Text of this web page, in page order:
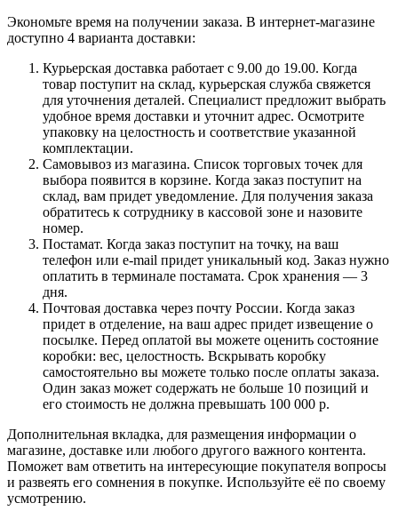
Экономьте время на получении заказа. В интернет-магазине
доступно 4 варианта доставки:
Курьерская доставка работает с 9.00 до 19.00. Когда
товар поступит на склад, курьерская служба свяжется
для уточнения деталей. Специалист предложит выбрать
удобное время доставки и уточнит адрес. Осмотрите
упаковку на целостность и соответствие указанной
комплектации.
Самовывоз из магазина. Список торговых точек для
выбора появится в корзине. Когда заказ поступит на
склад, вам придет уведомление. Для получения заказа
обратитесь к сотруднику в кассовой зоне и назовите
номер.
Постамат. Когда заказ поступит на точку, на ваш
телефон или e-mail придет уникальный код. Заказ нужно
оплатить в терминале постамата. Срок хранения — 3
дня.
Почтовая доставка через почту России. Когда заказ
придет в отделение, на ваш адрес придет извещение о
посылке. Перед оплатой вы можете оценить состояние
коробки: вес, целостность. Вскрывать коробку
самостоятельно вы можете только после оплаты заказа.
Один заказ может содержать не больше 10 позиций и
его стоимость не должна превышать 100 000 р.
Дополнительная вкладка, для размещения информации о
магазине, доставке или любого другого важного контента.
Поможет вам ответить на интересующие покупателя вопросы
и развеять его сомнения в покупке. Используйте её по своему
усмотрению.